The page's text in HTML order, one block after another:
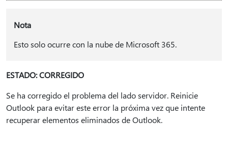
Nota
Esto solo ocurre con la nube de Microsoft 365.
ESTADO: CORREGIDO
Se ha corregido el problema del lado servidor. Reinicie
Outlook para evitar este error la próxima vez que intente
recuperar elementos eliminados de Outlook.